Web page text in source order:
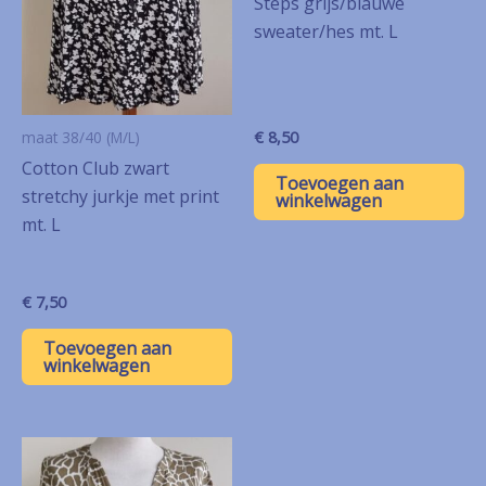
maat 38/40 (M/L)
Cotton Club zwart
stretchy jurkje met print
mt. L
€ 7,50
Toevoegen aan
winkelwagen
sweater/hes mt. L
€ 8,50
Toevoegen aan
winkelwagen